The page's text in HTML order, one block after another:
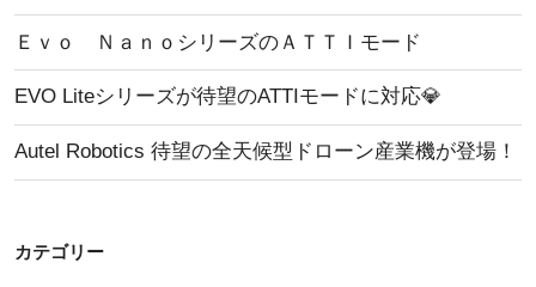
Ｅｖｏ ＮａｎｏシリーズのＡＴＴＩモード
EVO Liteシリーズが待望のATTIモードに対応💎
Autel Robotics 待望の全天候型ドローン産業機が登場！
カテゴリー